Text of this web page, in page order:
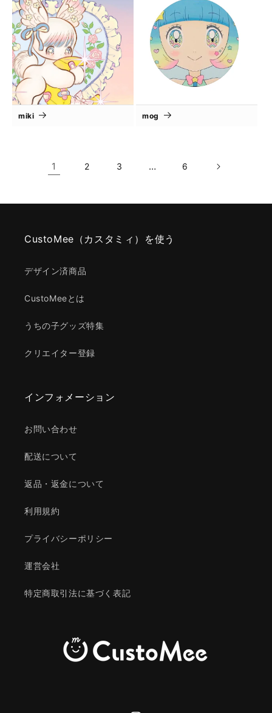
miki mog
1 2 3 … 6
CustoMee（カスタミィ）を使う
デザイン済商品
CustoMeeとは
うちの子グッズ特集
クリエイター登録
インフォメーション
お問い合わせ
配送について
返品・返金について
利用規約
プライバシーポリシー
運営会社
特定商取引法に基づく表記